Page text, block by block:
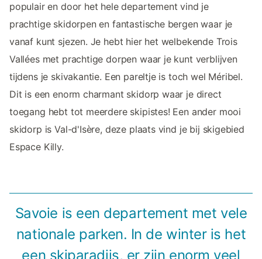
populair en door het hele departement vind je
prachtige skidorpen en fantastische bergen waar je
vanaf kunt sjezen. Je hebt hier het welbekende Trois
Vallées met prachtige dorpen waar je kunt verblijven
tijdens je skivakantie. Een pareltje is toch wel Méribel.
Dit is een enorm charmant skidorp waar je direct
toegang hebt tot meerdere skipistes! Een ander mooi
skidorp is Val-d'Isère, deze plaats vind je bij skigebied
Espace Killy.
Savoie is een departement met vele
nationale parken. In de winter is het
een skiparadijs, er zijn enorm veel